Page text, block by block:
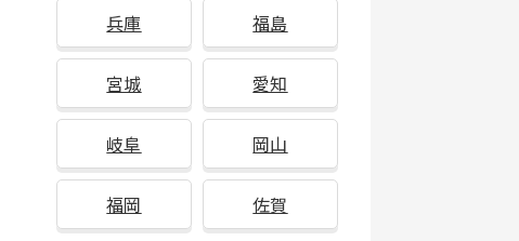
兵庫 福島
宮城 愛知
岐阜 岡山
福岡 佐賀